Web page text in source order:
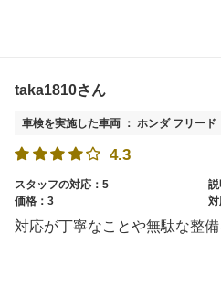
taka1810さん
車検を実施した車両 ： ホンダ フリード
4.3
スタッフの対応：5
価格：3
対応が丁寧なことや無駄な整備